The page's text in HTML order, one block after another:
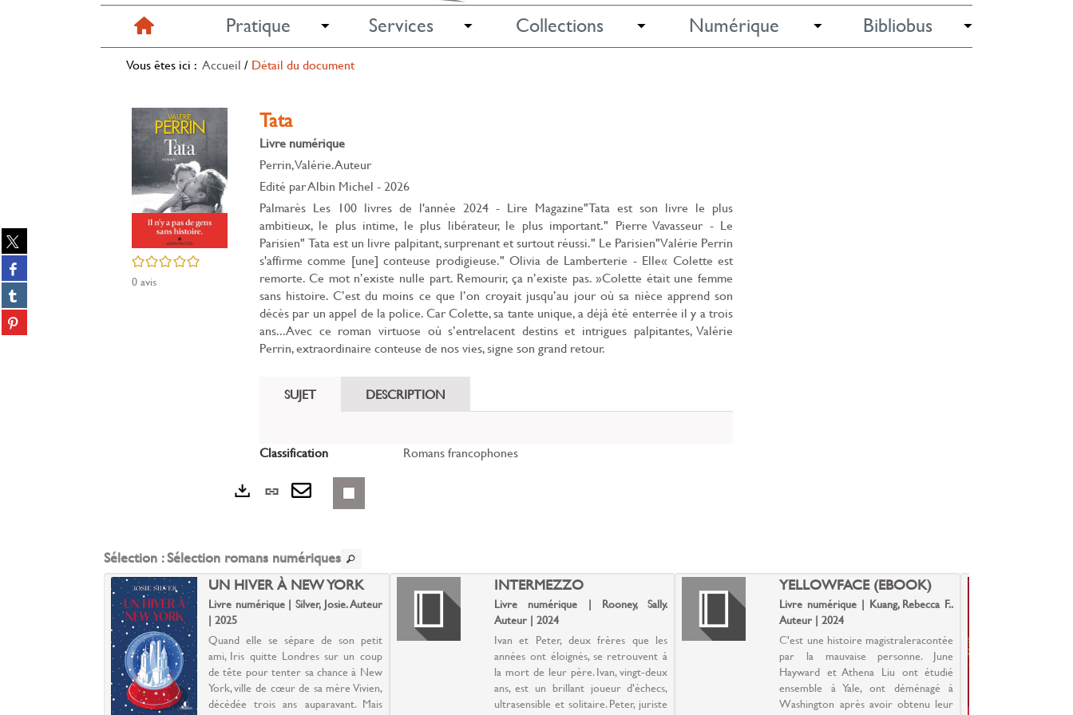
Vous êtes ici : Accueil / Détail du document
Pratique Services Collections Numérique Bibliobus
Partager
sur
twitter
(Nouvelle
fenêtre)
Partager
sur
facebook
(Nouvelle
fenêtre)
Partager
sur
tumblr
Partager
sur
/5
0avis
Tata
Livre numérique
Perrin, Valérie. Auteur
Edité parAlbin Michel - 2026
Palmarès Les 100 livres de l'année 2024 - Lire Magazine"Tata est son livre le plus
ambitieux, le plus intime, le plus libérateur, le plus important." Pierre Vavasseur - Le
Parisien" Tata est un livre palpitant, surprenant et surtout réussi." Le Parisien"Valérie Perrin
s'affirme comme [une] conteuse prodigieuse." Olivia de Lamberterie - Elle« Colette est
remorte. Ce mot n’existe nulle part. Remourir, ça n’existe pas. »Colette était une femme
sans histoire. C’est du moins ce que l’on croyait jusqu’au jour où sa nièce apprend son
décès par un appel de la police. Car Colette, sa tante unique, a déjà été enterrée il y a trois
ans...Avec ce roman virtuose où s’entrelacent destins et intrigues palpitantes, Valérie
Perrin, extraordinaire conteuse de nos vies, signe son grand retour.
SUJET DESCRIPTION
Classification Romans francophones
Lien
permanent
(Nouvelle
fenêtre)
Envoyer
par
mail
Sélection : Sélection romans numériques
UN HIVER À NEW YORK
Livre numérique | Silver, Josie. Auteur
| 2025
Quand elle se sépare de son petit
ami, Iris quitte Londres sur un coup
de tête pour tenter sa chance à New
York, ville de cœur de sa mère Vivien,
décédée trois ans auparavant. Mais
INTERMEZZO
Livre numérique | Rooney, Sally.
Auteur | 2024
Ivan et Peter, deux frères que les
années ont éloignés, se retrouvent à
la mort de leur père. Ivan, vingt-deux
ans, est un brillant joueur d’échecs,
ultrasensible et solitaire. Peter, juriste
YELLOWFACE (EBOOK)
Livre numérique | Kuang, Rebecca F..
Auteur | 2024
C'est une histoire magistraleracontée
par la mauvaise personne. June
Hayward et Athena Liu ont étudié
ensemble à Yale, ont déménagé à
Washington après avoir obtenu leur